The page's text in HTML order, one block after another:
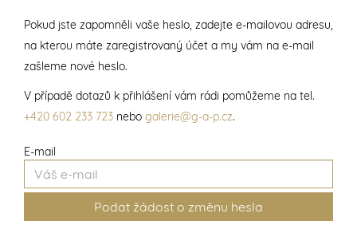
E-mail
Pokud jste zapomněli vaše heslo, zadejte e-mailovou adresu,
na kterou máte zaregistrovaný účet a my vám na e-mail
zašleme nové heslo.
V případě dotazů k přihlášení vám rádi pomůžeme na tel.
+420 602 233 723 nebo galerie@g-a-p.cz.